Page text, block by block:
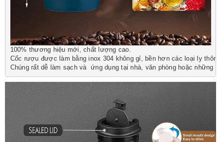
100% thương hiệu mới, chất lượng cao.
Cốc rượu được làm bằng inox 304 không gỉ, bền hơn các loại ly